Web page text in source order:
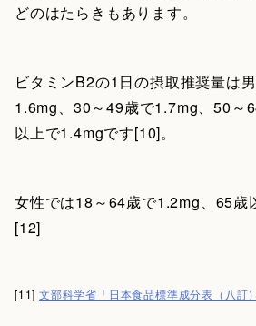
どのはたらきもあります。
ビタミンB2の1日の摂取推奨量は
1.6mg、30～49歳で1.7mg、50～
以上で1.4mgです[10]。
女性では18～64歳で1.2mg、65歳
[12]
[11] 文部科学省「日本食品標準成分表（八訂